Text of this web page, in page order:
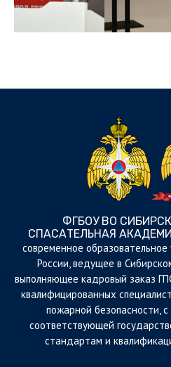
ФГБОУ ВО
СПАСАТЕЛЬНАЯ
cовременное
России, ведущее в
выполняющее кадровый заказ
квалифицированных
пожарной безопасности,
соответствующей
стандартам и